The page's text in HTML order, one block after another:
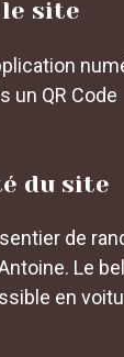
site
un QR Code
du site
de
Le
en